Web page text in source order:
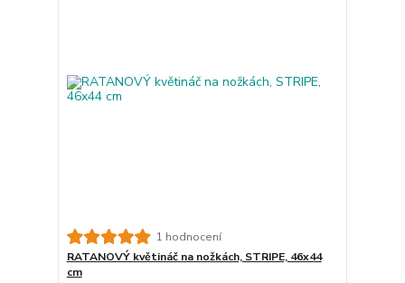
1 hodnocení
RATANOVÝ květináč na nožkách, STRIPE, 46x44
cm